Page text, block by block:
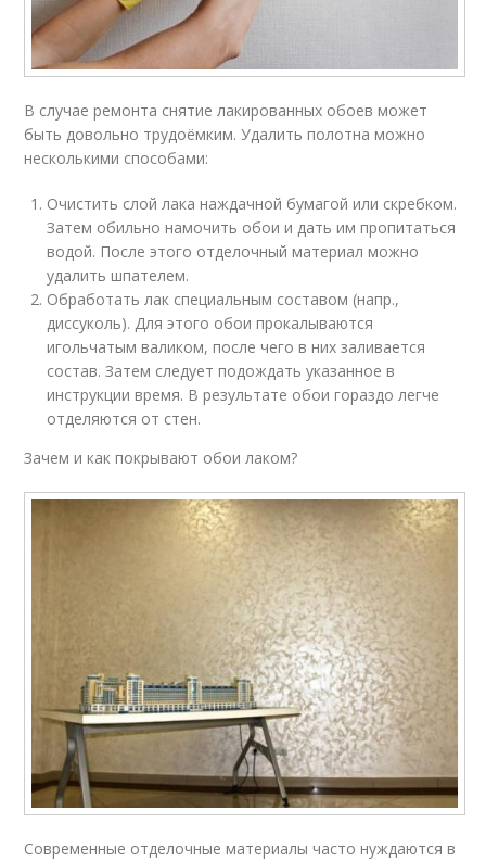
В случае ремонта снятие лакированных обоев может
быть довольно трудоёмким. Удалить полотна можно
несколькими способами:
Очистить слой лака наждачной бумагой или скребком.
Затем обильно намочить обои и дать им пропитаться
водой. После этого отделочный материал можно
удалить шпателем.
Обработать лак специальным составом (напр.,
диссуколь). Для этого обои прокалываются
игольчатым валиком, после чего в них заливается
состав. Затем следует подождать указанное в
инструкции время. В результате обои гораздо легче
отделяются от стен.
Зачем и как покрывают обои лаком?
Современные отделочные материалы часто нуждаются в